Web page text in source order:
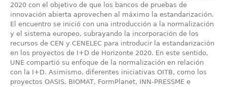
2020 con el objetivo de que los bancos de pruebas de
innovación abierta aprovechen al máximo la estandarización.
El encuentro se inició con una introducción a la normalización
y el sistema europeo, subrayando la incorporación de los
recursos de CEN y CENELEC para introducir la estandarización
en los proyectos de I+D de Horizonte 2020. En este sentido,
UNE compartió su enfoque de la normalización en relación
con la I+D. Asimismo, diferentes iniciativas OITB, como los
proyectos OASIS, BIOMAT, FormPlanet, INN-PRESSME e